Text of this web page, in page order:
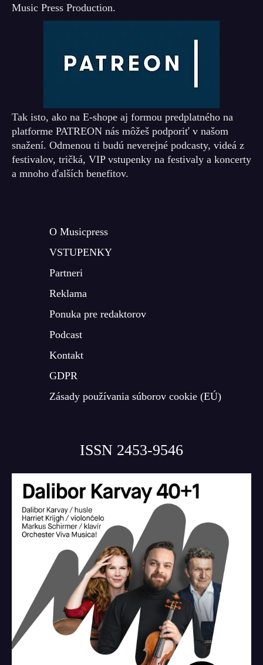
Music Press Production.
Tak isto, ako na E-shope aj formou predplatného na
platforme PATREON nás môžeš podporiť v našom
snažení. Odmenou ti budú neverejné podcasty, videá z
festivalov, tričká, VIP vstupenky na festivaly a koncerty
a mnoho ďalších benefitov.
O Musicpress
VSTUPENKY
Partneri
Reklama
Ponuka pre redaktorov
Podcast
Kontakt
GDPR
Zásady používania súborov cookie (EÚ)
ISSN 2453-9546